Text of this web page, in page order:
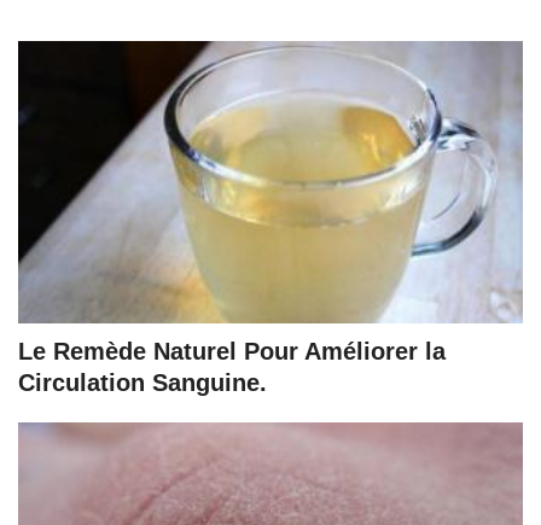
Le Remède Naturel Pour Améliorer la
Circulation Sanguine.